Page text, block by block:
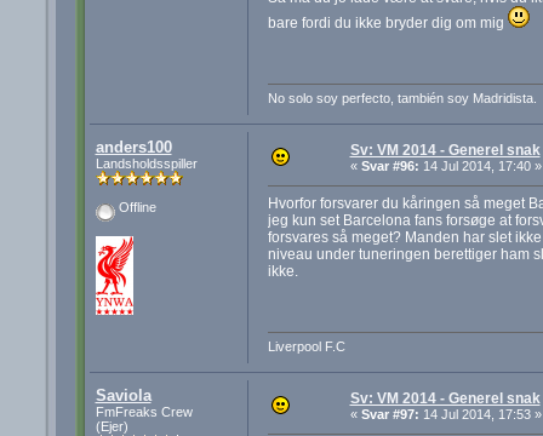
bare fordi du ikke bryder dig om mig
No solo soy perfecto, también soy Madridista.
anders100
Landsholdsspiller
Offline
Sv: VM 2014 - Generel snak
« Svar #96: 14 Jul 2014, 17:40 »
Hvorfor forsvarer du kåringen så meget
jeg kun set Barcelona fans forsøge at
forsvares så meget? Manden har slet
niveau under tuneringen berettiger ham
ikke.
Liverpool F.C
Saviola
FmFreaks Crew
(Ejer)
Sv: VM 2014 - Generel snak
« Svar #97: 14 Jul 2014, 17:53 »